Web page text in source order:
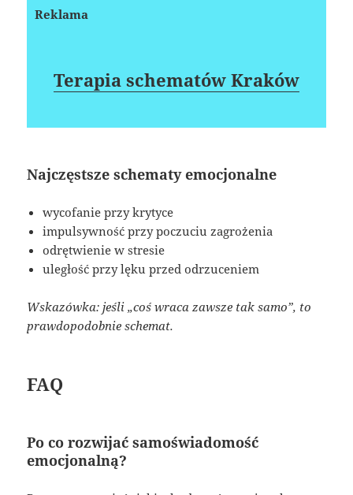
Reklama
Terapia schematów Kraków
Najczęstsze schematy emocjonalne
wycofanie przy krytyce
impulsywność przy poczuciu zagrożenia
odrętwienie w stresie
uległość przy lęku przed odrzuceniem
Wskazówka: jeśli „coś wraca zawsze tak samo”, to
prawdopodobnie schemat.
FAQ
Po co rozwijać samoświadomość
emocjonalną?